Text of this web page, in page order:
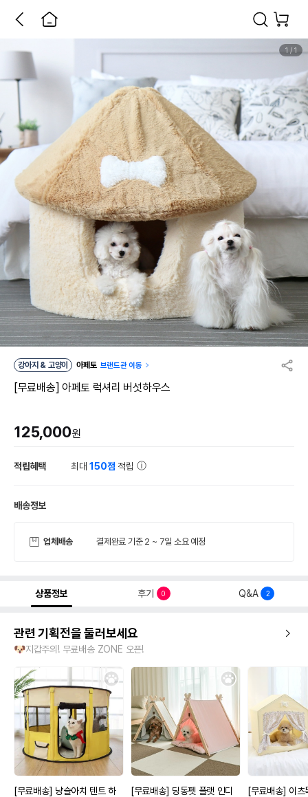
1 / 1
강아지 & 고양이 아페토 브랜드관 이동
[무료배송] 아페토 럭셔리 버섯하우스
125,000원
적립혜택 최대150점 적립
배송정보
업체배송 결제완료 기준 2 ~ 7일 소요 예정
상품정보 후기 0 Q&A 2
관련 기획전을 둘러보세요
🐶지갑주의! 무료배송 ZONE 오픈!
[무료배송] 냥슬아치 텐트 하
[무료배송] 딩동펫 플랫 인디
[무료배송] 이츠